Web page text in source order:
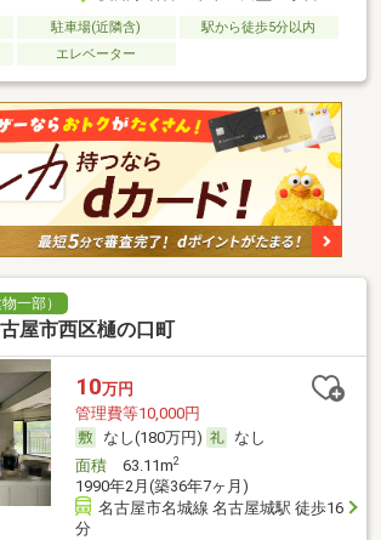
駐車場(近隣含)
駅から徒歩5分以内
エレベーター
一部）
屋市西区樋の口町
10万円
管理費等10,000円
なし(180万円)
なし
面積63.11m2
1990年2月(築36年7ヶ月)
名古屋市名城線 名古屋城駅 徒歩16
分